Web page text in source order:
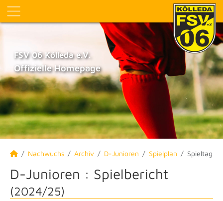
FSV 06 Kölleda e.V.
Offizielle Homepage
Nachwuchs Archiv D-Junioren Spielplan Spieltag
D-Junioren : Spielbericht
(2024/25)